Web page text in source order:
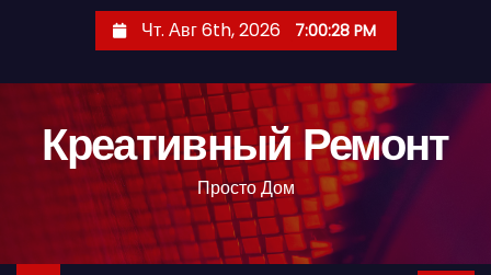
с
Чт. Авг 6th, 2026 7:00:29 PM
Креативный Ремонт
Просто Дом